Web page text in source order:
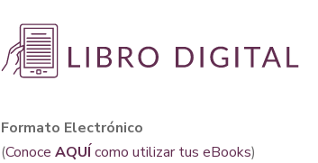
Formato Electrónico
(ConoceAQUÍ como utilizar tus eBooks)